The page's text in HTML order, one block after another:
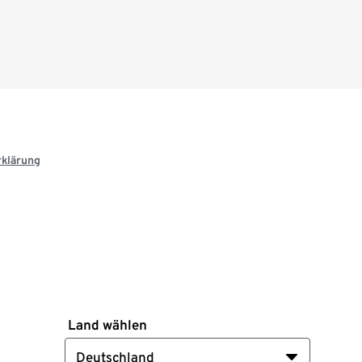
Land wählen
Deutschland